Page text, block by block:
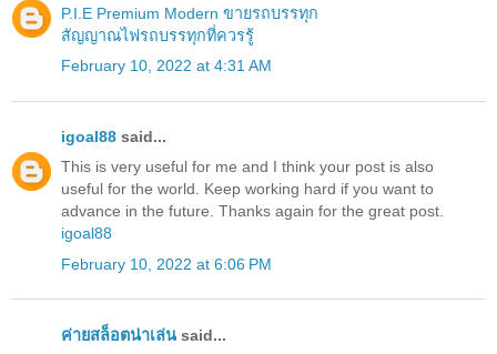
P.I.E Premium Modern ขายรถบรรทุก
สัญญาณไฟรถบรรทุกที่ควรรู้
February 10, 2022 at 4:31 AM
igoal88 said...
This is very useful for me and I think your post is also
useful for the world. Keep working hard if you want to
advance in the future. Thanks again for the great post.
igoal88
February 10, 2022 at 6:06 PM
ค่ายสล็อตน่าเล่น said...